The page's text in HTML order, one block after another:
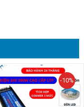
-10%